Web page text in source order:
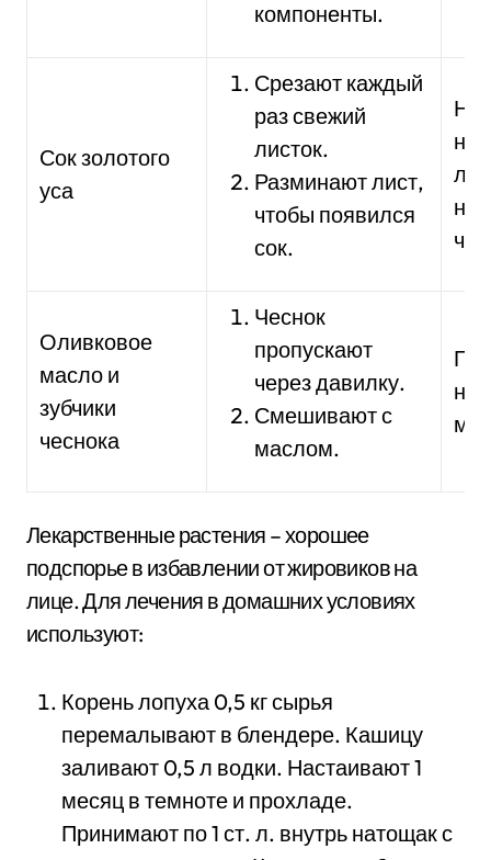
компоненты.
Сок золотого
уса
Срезают каждый
раз свежий
листок.
Разминают лист,
чтобы появился
сок.
на
Оливковое
масло и
зубчики
чеснока
Чеснок
пропускают
через давилку.
Смешивают с
маслом.
на
Лекарственные растения – хорошее
подспорье в избавлении от жировиков на
лице. Для лечения в домашних условиях
используют:
Корень лопуха 0,5 кг сырья
перемалывают в блендере. Кашицу
заливают 0,5 л водки. Настаивают 1
месяц в темноте и прохладе.
Принимают по 1 ст. л. внутрь натощак с